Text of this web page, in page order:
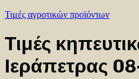
Τιμές αγροτικών προϊόντων
Τιμές
Ιεράπετρας